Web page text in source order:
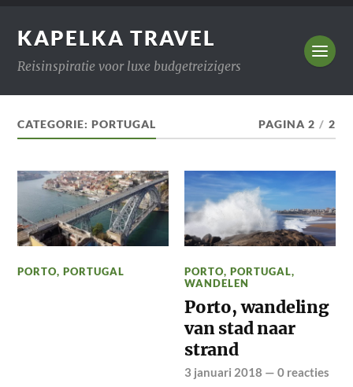
KAPELKA TRAVEL
Reisinspiratie voor luxe budgetreizigers
CATEGORIE:PORTUGAL PAGINA 2 / 2
PORTO,PORTUGAL PORTO,PORTUGAL,
WANDELEN
Porto, wandeling
van stad naar
strand
3 januari 2018 —0 reacties